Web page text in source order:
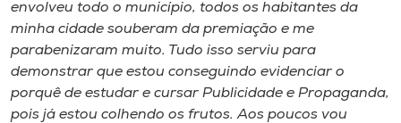
envolveu todo o município, todos os habitantes da
minha cidade souberam da premiação e me
parabenizaram muito. Tudo isso serviu para
demonstrar que estou conseguindo evidenciar o
porquê de estudar e cursar Publicidade e Propaganda,
pois já estou colhendo os frutos. Aos poucos vou